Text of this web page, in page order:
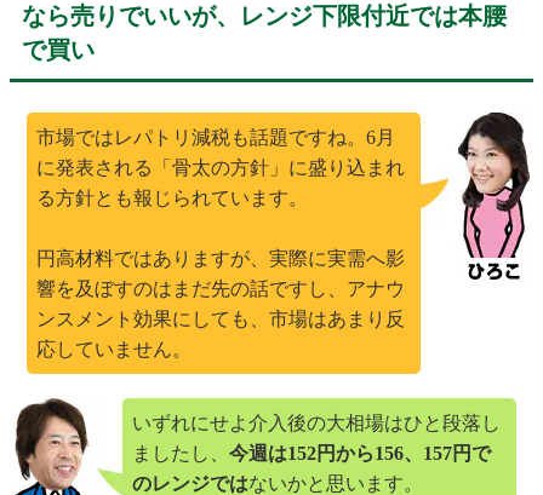
なら売りでいいが、レンジ下限付近では本腰
で買い
市場ではレパトリ減税も話題ですね。6月
に発表される「骨太の方針」に盛り込まれ
る方針とも報じられています。
円高材料ではありますが、実際に実需へ影
響を及ぼすのはまだ先の話ですし、アナウ
ンスメント効果にしても、市場はあまり反
応していません。
いずれにせよ介入後の大相場はひと段落し
ましたし、 今週は152円から156、157円で
のレンジではないかと思います。